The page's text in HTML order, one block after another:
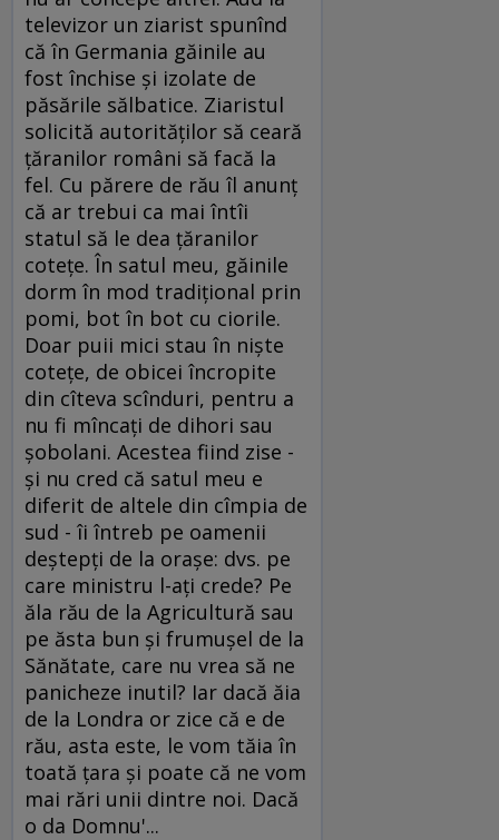
televizor un ziarist spunînd
că în Germania găinile au
fost închise şi izolate de
păsările sălbatice. Ziaristul
solicită autorităţilor să ceară
ţăranilor români să facă la
fel. Cu părere de rău îl anunţ
că ar trebui ca mai întîi
statul să le dea ţăranilor
coteţe. În satul meu, găinile
dorm în mod tradiţional prin
pomi, bot în bot cu ciorile.
Doar puii mici stau în nişte
coteţe, de obicei încropite
din cîteva scînduri, pentru a
nu fi mîncaţi de dihori sau
şobolani. Acestea fiind zise -
şi nu cred că satul meu e
diferit de altele din cîmpia de
sud - îi întreb pe oamenii
deştepţi de la oraşe: dvs. pe
care ministru l-aţi crede? Pe
ăla rău de la Agricultură sau
pe ăsta bun şi frumuşel de la
Sănătate, care nu vrea să ne
panicheze inutil? Iar dacă ăia
de la Londra or zice că e de
rău, asta este, le vom tăia în
toată ţara şi poate că ne vom
mai rări unii dintre noi. Dacă
o da Domnu'...